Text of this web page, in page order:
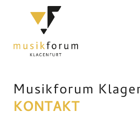
content
Musikforum
KONTAKT